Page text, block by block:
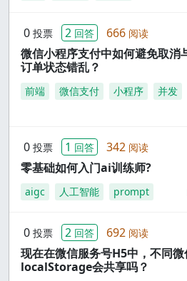
0 投票 2 回答 666 阅读
微信小程序支付中如何避免取消
订单状态错乱？
前端 微信支付 小程序 并发
0 投票 1 回答 342 阅读
零基础如何入门ai训练师?
aigc 人工智能 prompt
0 投票 2 回答 692 阅读
现在在微信服务号H5中，不同
localStorage会共享吗？